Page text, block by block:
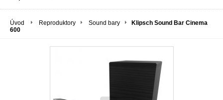
Úvod Reproduktory Sound bary
Klipsch Sound Bar Cinema
600